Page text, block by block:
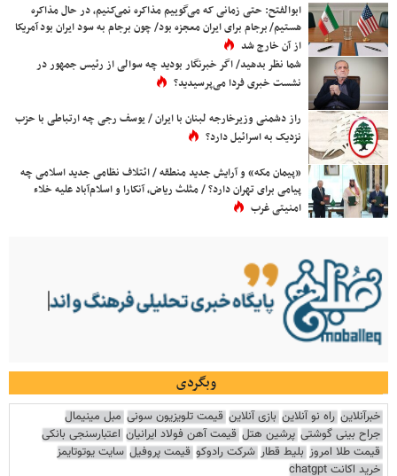
ابوالفتح: حتی زمانی که می‌گوییم مذاکره نمی‌کنیم، در حال مذاکره
هستیم/ برجام برای ایران معجزه بود/ چون برجام به سود ایران بود آمریکا
از آن خارج شد
شما نظر بدهید/ اگر خبرنگار بودید چه سوالی از رئیس جمهور در
نشست خبری فردا می‌پرسیدید؟
راز دشمنی وزیرخارجه لبنان با ایران / یوسف رجی چه ارتباطی با حزب
نزدیک به اسرائیل دارد؟
«پیمان مکه» و آرایش جدید منطقه / ائتلاف نظامی جدید اسلامی چه
پیامی برای تهران دارد؟ / مثلث ریاض، آنکارا و اسلام‌آباد علیه خلاء
امنیتی غرب
وبگردی
خبرآنلاین راه نو آنلاین بازی آنلاین قیمت تلویزیون سونی مبل مینیمال
جراح بینی گوشتی پرشین هتل قیمت آهن فولاد ایرانیان اعتبارسنجی بانکی
قیمت طلا امروز بلیط قطار شرکت رادوکو قیمت پروفیل سایت یوتوتایمز
خرید اکانت chatgpt